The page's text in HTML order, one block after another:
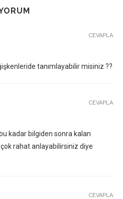
tanımlayabilir misiniz ??
CEVAPLA
kadar bilgiden sonra kalan
rahat anlayabilirsiniz diye
CEVAPLA
CEVAPLA